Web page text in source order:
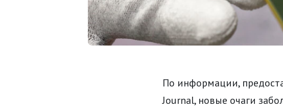
По информации,
Journal, новые очаги